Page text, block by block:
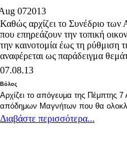
072013
Καθώς αρχίζει το Συνέδριο
που επηρεάζουν την τοπική
την καινοτομία έως τη
αναφέρεται ως παράδειγμα
07.08.13
Βόλος
Αρχίζει το απόγευμα της Πέμπτης
απόδημων Μαγνήτων που θα
Διαβάστε περισσότερα...